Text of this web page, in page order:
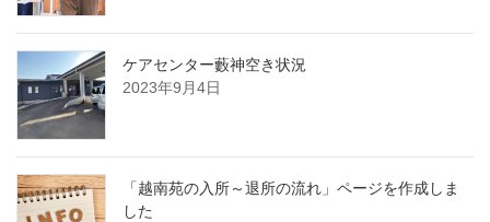
ケアセンター藪神空き状況
2023年9月4日
「越南苑の入所～退所の流れ」ページを作成しま
した